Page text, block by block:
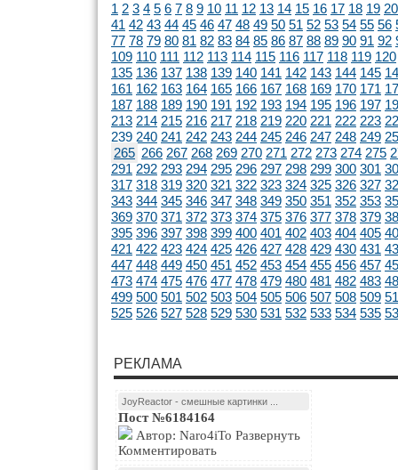
1 2 3 4 5 6 7 8 9 10 11 12 13 14 15 16 17 18 19 20
41 42 43 44 45 46 47 48 49 50 51 52 53 54 55 56
77 78 79 80 81 82 83 84 85 86 87 88 89 90 91 92
109 110 111 112 113 114 115 116 117 118 119 120
135 136 137 138 139 140 141 142 143 144 145
161 162 163 164 165 166 167 168 169 170 171
187 188 189 190 191 192 193 194 195 196 197
213 214 215 216 217 218 219 220 221 222 223
239 240 241 242 243 244 245 246 247 248 249
265 266 267 268 269 270 271 272 273 274 275
291 292 293 294 295 296 297 298 299 300 301
317 318 319 320 321 322 323 324 325 326 327
343 344 345 346 347 348 349 350 351 352 353
369 370 371 372 373 374 375 376 377 378 379
395 396 397 398 399 400 401 402 403 404 405
421 422 423 424 425 426 427 428 429 430 431
447 448 449 450 451 452 453 454 455 456 457
473 474 475 476 477 478 479 480 481 482 483
499 500 501 502 503 504 505 506 507 508 509
525 526 527 528 529 530 531 532 533 534 535
РЕКЛАМА
JoyReactor - смешные картинки ...
Пост №6184164
Комментировать